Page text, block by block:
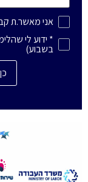
אני מאשר.ת
בשבוע)